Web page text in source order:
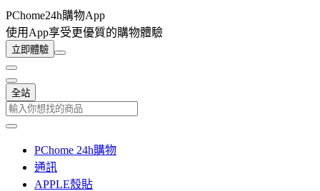
PChome24h購物App
使用App享受更優質的購物體驗
立即體驗
全站
PChome 24h購物
通訊
APPLE殼貼